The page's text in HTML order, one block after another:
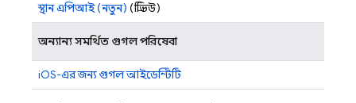
স্থান এপিআই (নতুন) (প্রিভিউ)
অন্যান্য সমর্থিত গুগল পরিষেবা
iOS-এর জন্য গুগল আইডেন্টিটি